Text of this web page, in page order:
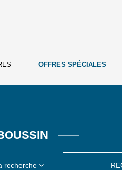
OFFRES SPÉCIALES
recherche